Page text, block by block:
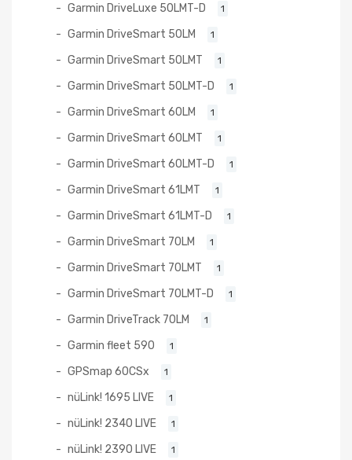
Garmin DriveLuxe 50LMT-D 1
Garmin DriveSmart 50LM 1
Garmin DriveSmart 50LMT 1
Garmin DriveSmart 50LMT-D 1
Garmin DriveSmart 60LM 1
Garmin DriveSmart 60LMT 1
Garmin DriveSmart 60LMT-D 1
Garmin DriveSmart 61LMT 1
Garmin DriveSmart 61LMT-D 1
Garmin DriveSmart 70LM 1
Garmin DriveSmart 70LMT 1
Garmin DriveSmart 70LMT-D 1
Garmin DriveTrack 70LM 1
Garmin fleet 590 1
GPSmap 60CSx 1
nüLink! 1695 LIVE 1
nüLink! 2340 LIVE 1
nüLink! 2390 LIVE 1